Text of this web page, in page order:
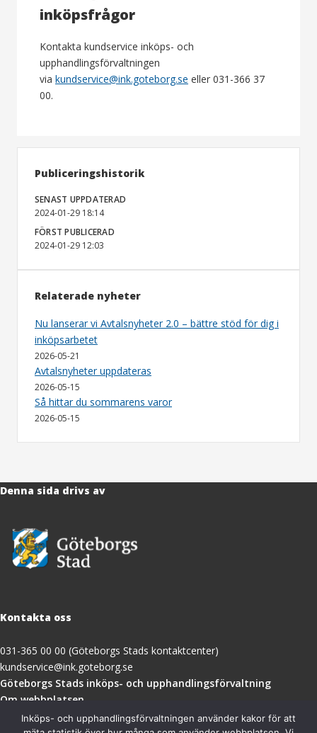
inköpsfrågor
Kontakta kundservice inköps- och
upphandlingsförvaltningen
via kundservice@ink.goteborg.se eller 031-366 37
00.
Publiceringshistorik
SENAST UPPDATERAD
2024-01-29 18:14
FÖRST PUBLICERAD
2024-01-29 12:03
Relaterade nyheter
Nu lanserar vi Avtalsnyheter 2.0 – bättre stöd för dig i
inköpsarbetet
2026-05-21
Avtalsnyheter uppdateras
2026-05-15
Så hittar du sommarens varor
2026-05-15
Denna sida drivs av
Kontakta oss
031-365 00 00 (Göteborgs Stads kontaktcenter)
kundservice@ink.goteborg.se
Göteborgs Stads inköps- och upphandlingsförvaltning(öppnas
nytt
Om webbplatsen
Tillgänglighetsredogörelse
Inköps- och upphandlingsförvaltningen använder kakor för att